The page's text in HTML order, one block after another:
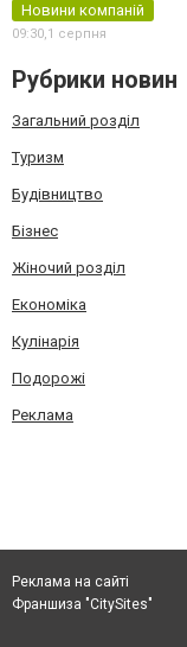
Новини компаній
09:30,1 серпня
Рубрики новин
Загальний розділ
Туризм
Будівництво
Бізнес
Жіночий розділ
Економіка
Кулінарія
Подорожі
Реклама
Реклама на сайті
Франшиза "CitySites"